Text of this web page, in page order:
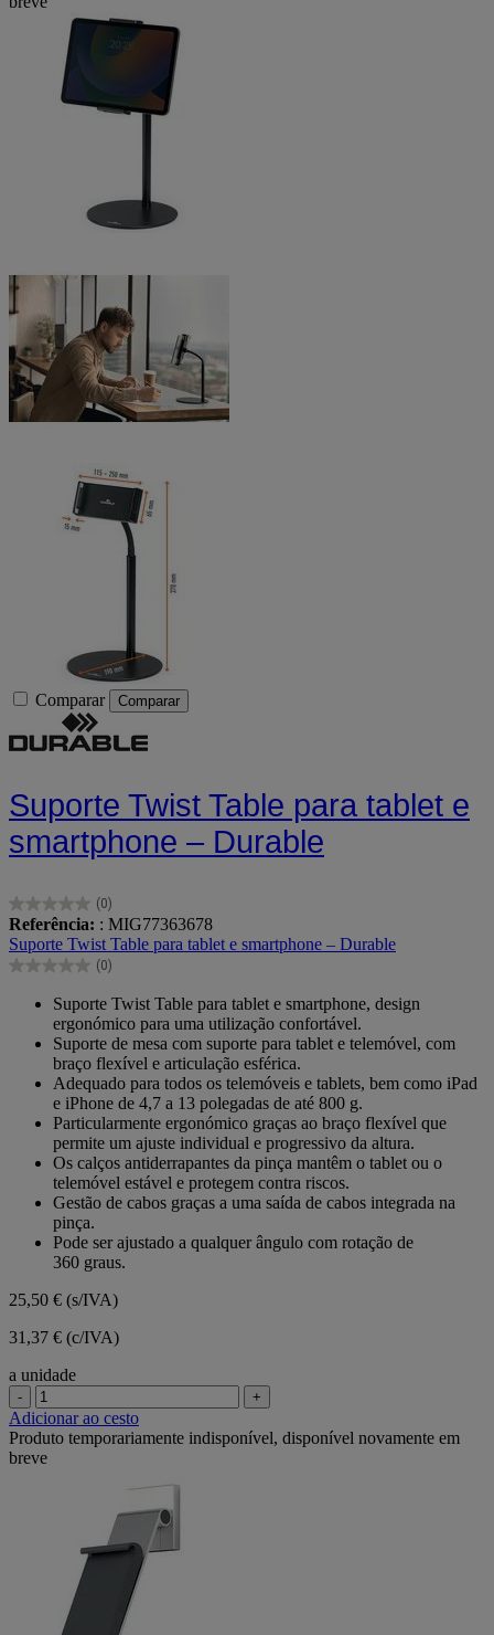
Comparar Comparar
Suporte Twist Table para tablet e
smartphone – Durable
(0)
0.0
em
5
estrelas.
Referência: : MIG77363678
Suporte Twist Table para tablet e smartphone – Durable
(0)
0.0
estrelas.
Suporte Twist Table para tablet e smartphone, design
ergonómico para uma utilização confortável.
Suporte de mesa com suporte para tablet e telemóvel, com
braço flexível e articulação esférica.
Adequado para todos os telemóveis e tablets, bem como iPad
e iPhone de 4,7 a 13 polegadas de até 800 g.
Particularmente ergonómico graças ao braço flexível que
permite um ajuste individual e progressivo da altura.
Os calços antiderrapantes da pinça mantêm o tablet ou o
telemóvel estável e protegem contra riscos.
Gestão de cabos graças a uma saída de cabos integrada na
pinça.
Pode ser ajustado a qualquer ângulo com rotação de
360 graus.
25,50 € (s/IVA)
31,37 € (c/IVA)
a unidade
- +
Adicionar ao cesto
Produto temporariamente indisponível, disponível novamente em
breve